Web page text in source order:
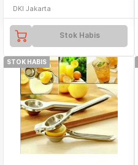
DKI Jakarta
Stok Habis
STOK HABIS